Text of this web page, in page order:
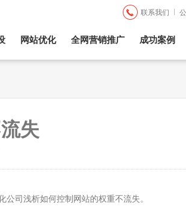
网站优化 全网营销推广 成功案例
联系我们
失
司浅析如何控制网站的权重不流失。